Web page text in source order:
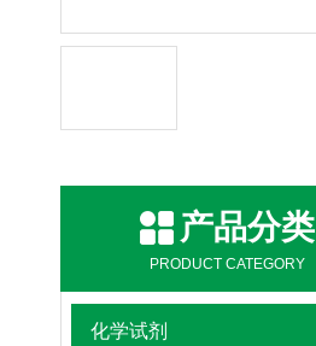
产品分类
PRODUCT CATEGORY
化学试剂